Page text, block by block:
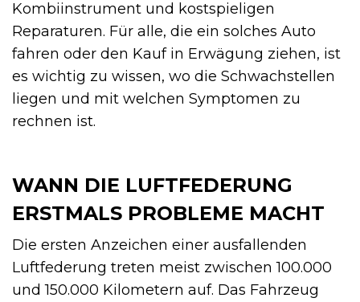
Kombiinstrument und kostspieligen
Reparaturen. Für alle, die ein solches Auto
fahren oder den Kauf in Erwägung ziehen, ist
es wichtig zu wissen, wo die Schwachstellen
liegen und mit welchen Symptomen zu
rechnen ist.
WANN DIE LUFTFEDERUNG
ERSTMALS PROBLEME MACHT
Die ersten Anzeichen einer ausfallenden
Luftfederung treten meist zwischen 100.000
und 150.000 Kilometern auf. Das Fahrzeug